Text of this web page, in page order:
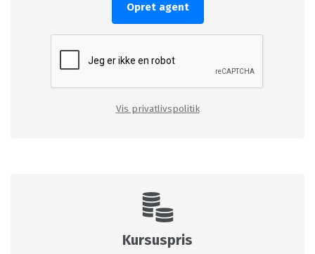
Opret agent
Vis privatlivspolitik
Kursuspris